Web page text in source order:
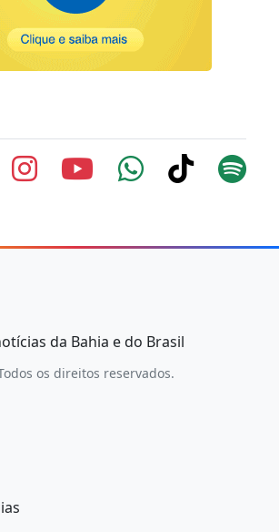
da Bahia e do Brasil
os direitos reservados.